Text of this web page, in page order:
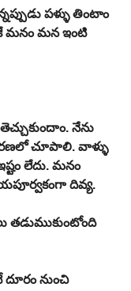
పళ్ళు తింటాం
మనం మన ఇంటి
నేను
చూపాలి. వాళ్ళు
లేదు. మనం
దివ్య.
తడుముకుంటోంది
దూరం నుంచి